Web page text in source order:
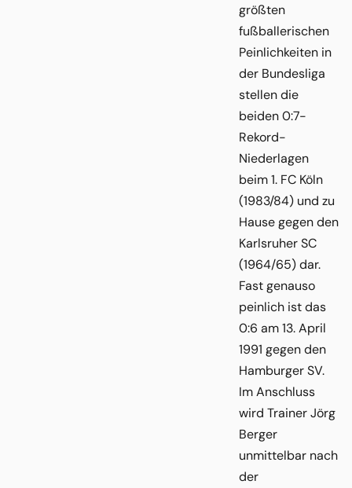
größten
fußballerischen
Peinlichkeiten in
der Bundesliga
stellen die
beiden 0:7-
Rekord-
Niederlagen
beim 1. FC Köln
(1983/84) und zu
Hause gegen den
Karlsruher SC
(1964/65) dar.
Fast genauso
peinlich ist das
0:6 am 13. April
1991 gegen den
Hamburger SV.
Im Anschluss
wird Trainer Jörg
Berger
unmittelbar nach
der